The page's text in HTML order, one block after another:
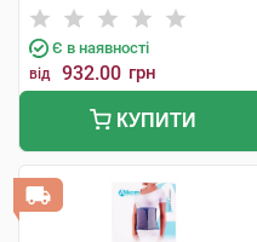
Є в наявності
від 932.00 грн
КУПИТИ